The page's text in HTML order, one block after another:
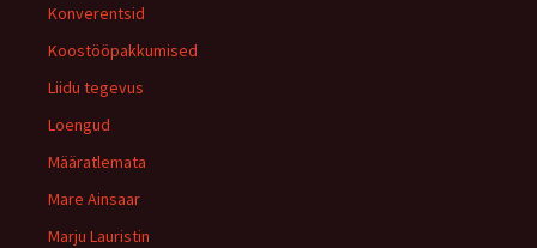
Konverentsid
Koostööpakkumised
Liidu tegevus
Loengud
Määratlemata
Mare Ainsaar
Marju Lauristin